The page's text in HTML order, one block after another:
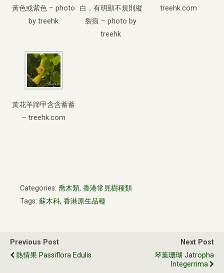
黃色或紫色 – photo
by treehk
白，有明顯不規則縱
裂痕 – photo by
treehk
treehk.com
黃花羊蹄甲含含蓄蓄
– treehk.com
Categories: 喬木類, 香港常見樹種類
Tags: 蘇木科, 香港原生品種
Previous Post
熱情果 Passiflora Edulis
Next Post
琴葉珊瑚 Jatropha
Integerrima